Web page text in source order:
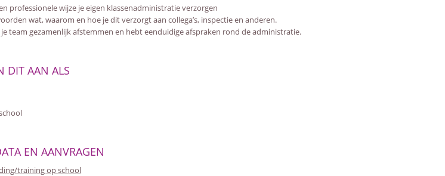
professionele wijze je eigen klassenadministratie verzorgen
wat, waarom en hoe je dit verzorgt aan collega’s, inspectie en anderen.
team gezamenlijk afstemmen en hebt eenduidige afspraken rond de administratie.
DIT AAN ALS
EN AANVRAGEN
training op school